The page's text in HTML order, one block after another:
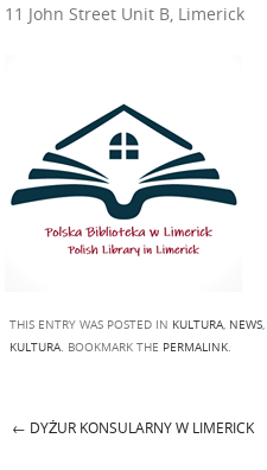
11 John Street Unit B, Limerick
THIS ENTRY WAS POSTED IN KULTURA, NEWS,
KULTURA. BOOKMARK THE PERMALINK.
← DYŻUR KONSULARNY W LIMERICK